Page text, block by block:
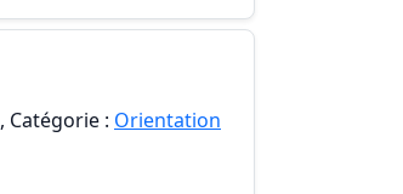
, Catégorie : Orientation